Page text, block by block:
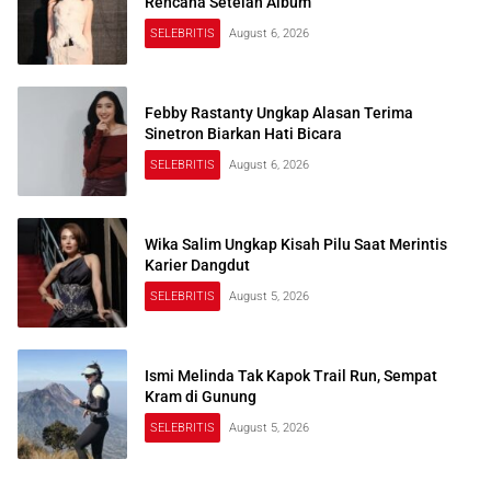
SELEBRITIS August 6, 2026
Febby Rastanty Ungkap Alasan Terima
Sinetron Biarkan Hati Bicara
SELEBRITIS August 6, 2026
Wika Salim Ungkap Kisah Pilu Saat Merintis
Karier Dangdut
SELEBRITIS August 5, 2026
Ismi Melinda Tak Kapok Trail Run, Sempat
Kram di Gunung
SELEBRITIS August 5, 2026